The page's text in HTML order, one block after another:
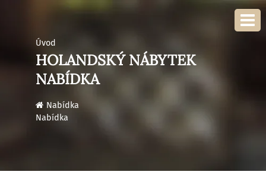
Úvod
HOLANDSKÝ NÁBYTEK
NABÍDKA
Nabídka
Nabídka